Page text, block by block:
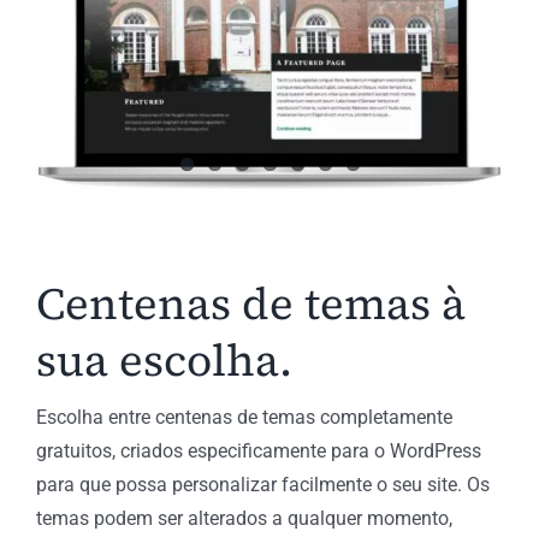
Centenas de temas à
sua escolha.
Escolha entre centenas de temas completamente
gratuitos, criados especificamente para o WordPress
para que possa personalizar facilmente o seu site. Os
temas podem ser alterados a qualquer momento,